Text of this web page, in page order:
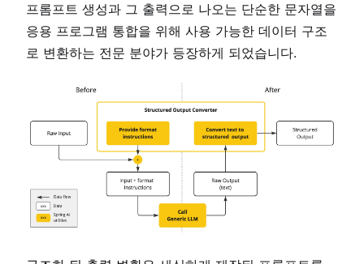
프롬프트 생성과 그 출력으로 나오는 단순한 문자열을
응용 프로그램 통합을 위해 사용 가능한 데이터 구조
로 변환하는 전문 분야가 등장하게 되었습니다.